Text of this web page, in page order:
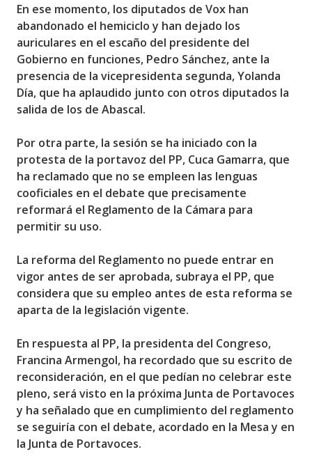
En ese momento, los diputados de Vox han
abandonado el hemiciclo y han dejado los
auriculares en el escaño del presidente del
Gobierno en funciones, Pedro Sánchez, ante la
presencia de la vicepresidenta segunda, Yolanda
Día, que ha aplaudido junto con otros diputados la
salida de los de Abascal.
Por otra parte, la sesión se ha iniciado con la
protesta de la portavoz del PP, Cuca Gamarra, que
ha reclamado que no se empleen las lenguas
cooficiales en el debate que precisamente
reformará el Reglamento de la Cámara para
permitir su uso.
La reforma del Reglamento no puede entrar en
vigor antes de ser aprobada, subraya el PP, que
considera que su empleo antes de esta reforma se
aparta de la legislación vigente.
En respuesta al PP, la presidenta del Congreso,
Francina Armengol, ha recordado que su escrito de
reconsideración, en el que pedían no celebrar este
pleno, será visto en la próxima Junta de Portavoces
y ha señalado que en cumplimiento del reglamento
se seguiría con el debate, acordado en la Mesa y en
la Junta de Portavoces.